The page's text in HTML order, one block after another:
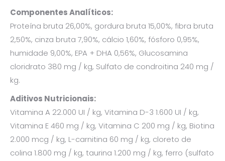
Componentes Analíticos:
Proteína bruta 26,00%, gordura bruta 15,00%, fibra bruta
2,50%, cinza bruta 7,90%, cálcio 1,60%, fósforo 0,95%,
humidade 9,00%, EPA + DHA 0,56%, Glucosamina
cloridrato 380 mg / kg, Sulfato de condroitina 240 mg /
kg.
Aditivos Nutricionais:
Vitamina A 22.000 UI / kg, Vitamina D-3 1.600 UI / kg,
Vitamina E 460 mg / kg, Vitamina C 200 mg / kg, Biotina
2.000 mcg / kg, L-carnitina 60 mg / kg, cloreto de
colina 1.800 mg / kg, taurina 1.200 mg / kg, ferro (sulfato